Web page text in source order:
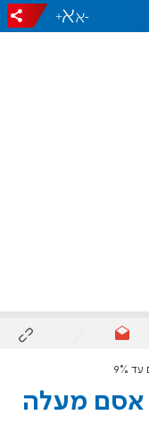
-
+
9%
אסם מעלה